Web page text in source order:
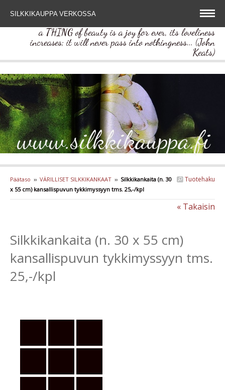
SILKKIKAUPPA VERKOSSA
a THING of beauty is a joy for ever, its loveliness
increases; it will never pass into nothingness... (John
Keats)
www.silkkikauppa.fi
Tuotehaku
Päätaso ›› VÄRILLISET SILKKIKANKAAT ›› Silkkikankaita (n. 30
x 55 cm) kansallispuvun tykkimyssyyn tms. 25,-/kpl
« Takaisin
Silkkikankaita (n. 30 x 55 cm)
kansallispuvun tykkimyssyyn tms.
25,-/kpl